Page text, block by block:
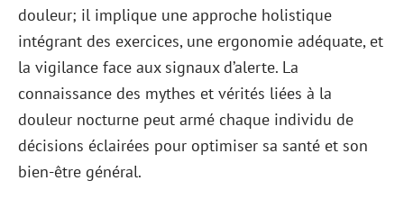
douleur; il implique une approche holistique
intégrant des exercices, une ergonomie adéquate, et
la vigilance face aux signaux d’alerte. La
connaissance des mythes et vérités liées à la
douleur nocturne peut armé chaque individu de
décisions éclairées pour optimiser sa santé et son
bien-être général.